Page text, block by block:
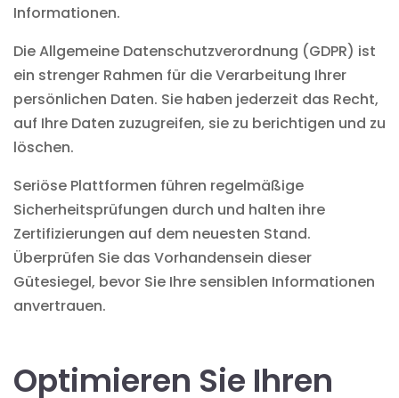
Informationen.
Die Allgemeine Datenschutzverordnung (GDPR) ist
ein strenger Rahmen für die Verarbeitung Ihrer
persönlichen Daten. Sie haben jederzeit das Recht,
auf Ihre Daten zuzugreifen, sie zu berichtigen und zu
löschen.
Seriöse Plattformen führen regelmäßige
Sicherheitsprüfungen durch und halten ihre
Zertifizierungen auf dem neuesten Stand.
Überprüfen Sie das Vorhandensein dieser
Gütesiegel, bevor Sie Ihre sensiblen Informationen
anvertrauen.
Optimieren Sie Ihren